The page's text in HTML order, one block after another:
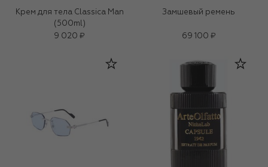
Крем для тела Classica Man
(500ml)
9 020 ₽
Замшевый ремень
69 100 ₽